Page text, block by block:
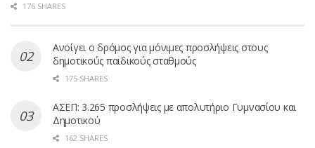
176 SHARES
Ανοίγει ο δρόμος για μόνιμες προσλήψεις στους
δημοτικούς παιδικούς σταθμούς
175 SHARES
ΑΣΕΠ: 3.265 προσλήψεις με απολυτήριο Γυμνασίου και
Δημοτικού
162 SHARES